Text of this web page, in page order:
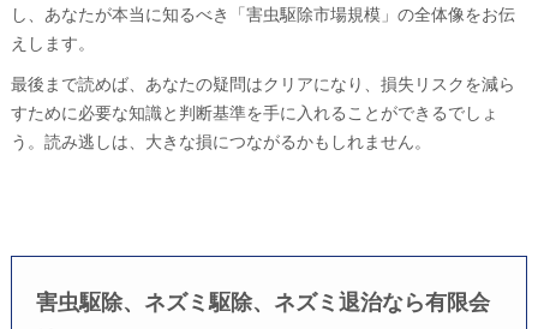
し、あなたが本当に知るべき「害虫駆除市場規模」の全体像をお伝
えします。
最後まで読めば、あなたの疑問はクリアになり、損失リスクを減ら
すために必要な知識と判断基準を手に入れることができるでしょ
う。読み逃しは、大きな損につながるかもしれません。
害虫駆除、ネズミ駆除、ネズミ退治なら有限会